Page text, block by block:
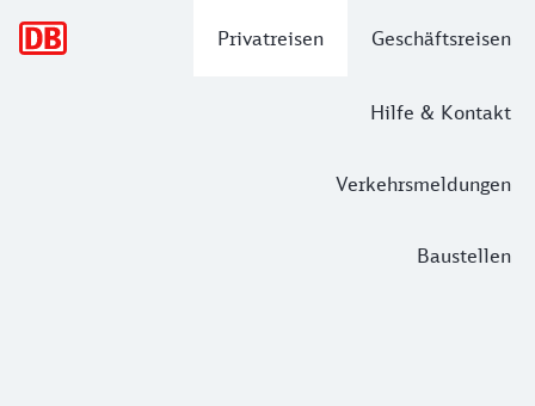
Privatreisen Geschäftsreisen
Hilfe & Kontakt
Verkehrsmeldungen
Baustellen